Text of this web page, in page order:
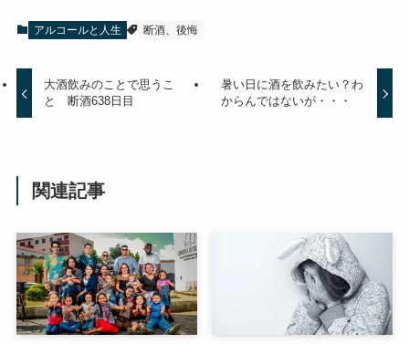
アルコールと人生 断酒、後悔
大酒飲みのことで思うこ
と 断酒638日目
暑い日に酒を飲みたい？わ
からんではないが・・・
関連記事